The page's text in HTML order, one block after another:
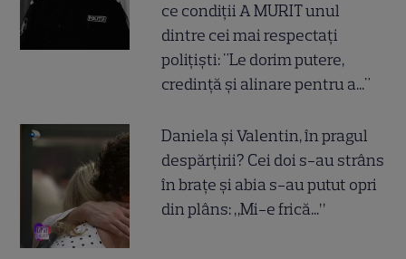
ce condiții A MURIT unul
dintre cei mai respectați
polițiști: "Le dorim putere,
credință și alinare pentru a..."
Daniela și Valentin, în pragul
despărțirii? Cei doi s-au strâns
în brațe și abia s-au putut opri
din plâns: „Mi-e frică...”